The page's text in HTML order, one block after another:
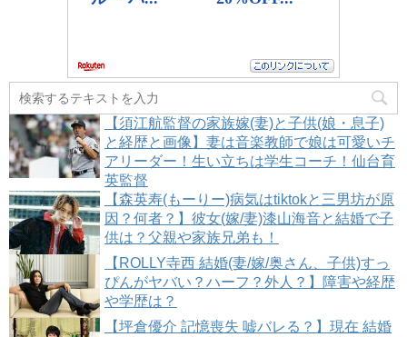
【須江航監督の家族嫁(妻)と子供(娘・息子)
と経歴と画像】妻は音楽教師で娘は可愛いチ
アリーダー！生い立ちは学生コーチ！仙台育
英監督
【森英寿(もーりー)病気はtiktokと三男坊が原
因？何者？】彼女(嫁/妻)漆山海音と結婚で子
供は？父親や家族兄弟も！
【ROLLY寺西 結婚(妻/嫁/奥さん、子供)すっ
ぴんがヤバい？ハーフ？外人？】障害や経歴
や学歴は？
【坪倉優介 記憶喪失 嘘バレる？】現在 結婚